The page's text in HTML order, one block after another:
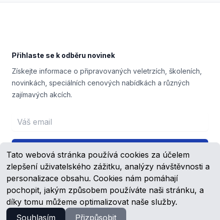
Tato webová stránka používá cookies za účelem
zlepšení uživatelského zážitku, analýzy návštěvnosti a
personalizace obsahu. Cookies nám pomáhají
pochopit, jakým způsobem používáte naši stránku, a
díky tomu můžeme optimalizovat naše služby.
Souhlasím
Přizpůsobit
Přihlaste se k odběru novinek
Získejte informace o připravovaných veletrzích, školeních,
novinkách, speciálních cenových nabídkách a různých
zajímavých akcích.
Email address
Přihlášení
FacebookYouTube